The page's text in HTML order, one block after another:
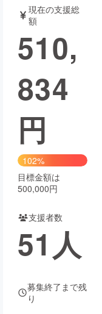
音楽
ゲーム・サ
Creation
コミュニティ
現在の支援総
額
510,
834
円
102%
目標金額は
500,000円
支援者数
51 人
募集終了まで残
り